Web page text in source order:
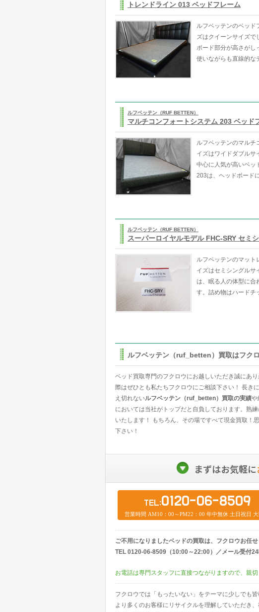
トレンドライン 013 ベッドフレーム
ルフベッテンのベッド
ズはクイーンサイズで
ボード部分が高さがし
使いながらも直線的な
ルフベッテン（RUF BETTEN）
マルチコンフォートシステム 203 ベッド
ルフベッテンのマルチ
イズはワイドダブルサ
中心に人気が高いベッ
203は、ヘッドボード
ルフベッテン（RUF BETTEN）
スーパーロイヤルモデル FHC-SRY セミ
ルフベッテンのマット
イズはセミシングルサ
は、眠る人の体型に合
す。詰め物はハードチ
ルフベッテン（ruf_betten）買取はフク
ベッド買取専門のフクロウにお越しいただき誠にあ
際はぜひとも私たちフクロウにご相談下さい！ 長き
え切れないルフベッテン（ruf_betten）買取の実績や
においては当社がトップだと自負しております。熟
いたします！ もちろん、その場ですべて現金買取！
下さい！
まずはお気軽に
TEL:0120-06-8509
営業時間 AM10：00～PM22：00 年中無休 土日祝日
ご不用になりましたベッドの買取は、フクロウお任せ
TEL 0120-06-8509（10:00～22:00）／メール受付
お電話は専門スタッフに直接つながりますので、親
フクロウでは「もったいない」をテーマに少しでも
より多くのお客様にリサイクルを理解していただき